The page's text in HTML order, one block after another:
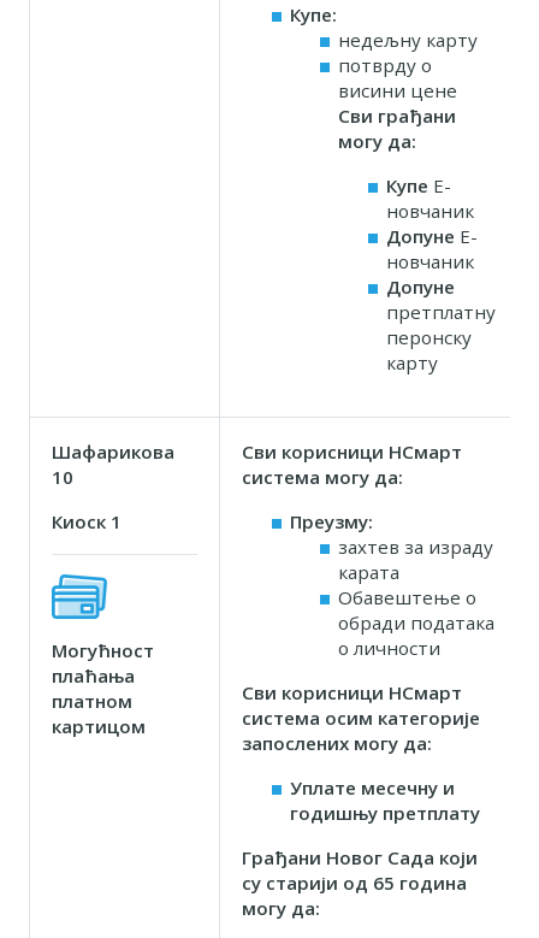
Купе:
недељну карту
потврду о
висини цене
Сви грађани
могу да:
Купе Е-
новчаник
Допуне Е-
новчаник
Допуне
претплатну
перонску
карту
Шафарикова
10
Киоск 1
Могућност
плаћања
платном
картицом
Сви корисници НСмарт
система могу да:
Преузму:
захтев за израду
карата
Обавештење о
обради података
о личности
Сви корисници НСмарт
система осим категорије
запослених могу да:
Уплате месечну и
годишњу претплату
Грађани Новог Сада који
су старији од 65 година
могу да: